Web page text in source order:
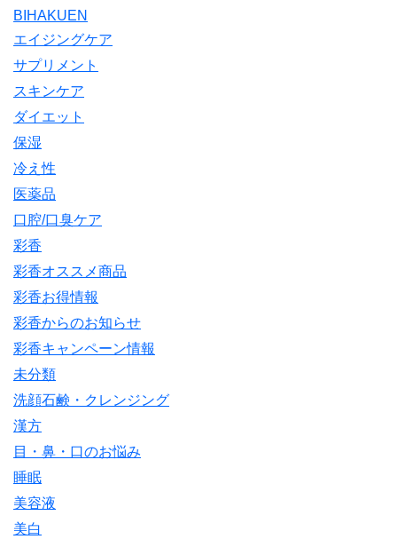
BIHAKUEN
エイジングケア
サプリメント
スキンケア
ダイエット
保湿
冷え性
医薬品
口腔/口臭ケア
彩香
彩香オススメ商品
彩香お得情報
彩香からのお知らせ
彩香キャンペーン情報
未分類
洗顔石鹸・クレンジング
漢方
目・鼻・口のお悩み
睡眠
美容液
美白